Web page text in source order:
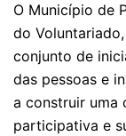
O Município de
do
conjunto de
das pessoas e
a construir uma
participativa e